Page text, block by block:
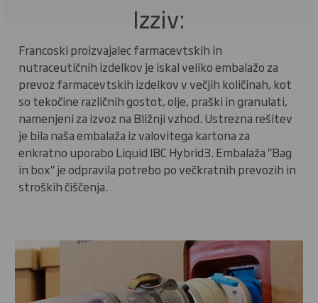
Izziv:
Francoski proizvajalec farmacevtskih in
nutraceutičnih izdelkov je iskal veliko embalažo za
prevoz farmacevtskih izdelkov v večjih količinah, kot
so tekočine različnih gostot, olje, praški in granulati,
namenjeni za izvoz na Bližnji vzhod. Ustrezna rešitev
je bila naša embalaža iz valovitega kartona za
enkratno uporabo Liquid IBC Hybrid3. Embalaža "Bag
in box" je odpravila potrebo po večkratnih prevozih in
stroških čiščenja.